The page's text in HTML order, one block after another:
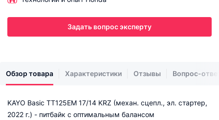
Задать вопрос эксперту
Обзор товара Характеристики Отзывы Вопрос-
KAYO Basic TT125EM 17/14 KRZ (механ. сцепл., эл. стартер,
2022 г.) - питбайк с оптимальным балансом